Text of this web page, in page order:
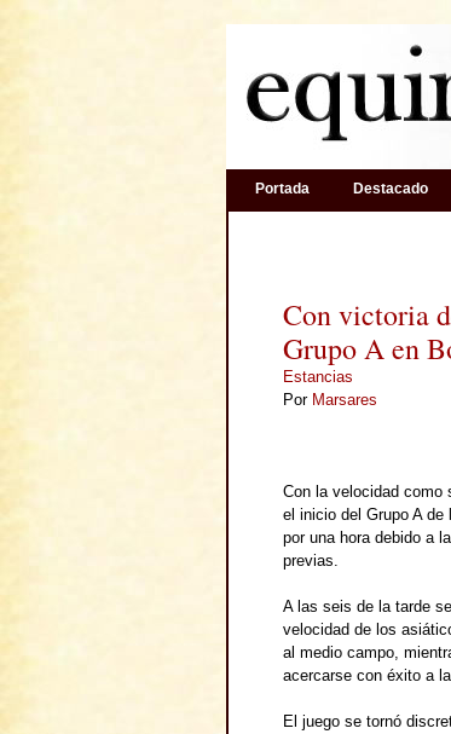
Portada Destacado
Con victoria
Grupo A en
Estancias
Por Marsares
Con la velocidad como
el inicio del Grupo A
por una hora debido a
previas.
A las seis de la tarde
velocidad de los
al medio campo,
acercarse con éxito a
El juego se tornó